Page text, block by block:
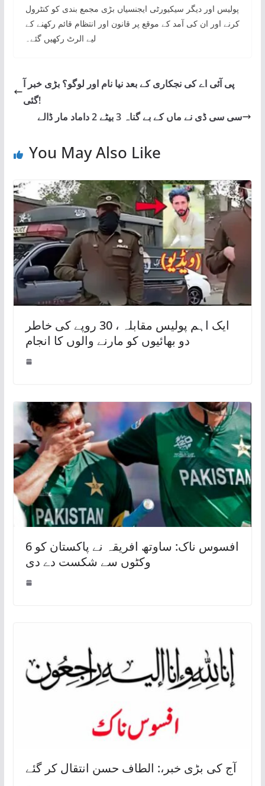
پولیس اور دیگر سیکیورٹی ایجنسیاں بڑی مجمع بندی کو کنٹرول
کرنے اور ان کی آمد کے موقع پر قانون اور انتظام قائم رکھنے کے
لیے الرٹ رکھیں گئے۔
پی آئی اے کی نجکاری کے بعد نیا نام اور لوگو؟ بڑی خبر آ
گئی!
سی سی ڈی نے ماں کے بے گناہ 3 بیٹے 2 داماد مار ڈالے
You May Also Like
ایک اہم پولیس مقابلہ ، 30 روپے کی خاطر
دو بھائیوں کو مارنے والوں کا انجام
افسوس ناک: ساوتھ افریقہ نے پاکستان کو 6
وکٹوں سے شکست دے دی
آج کی بڑی خبر،: الطاف حسن انتقال کر گئے